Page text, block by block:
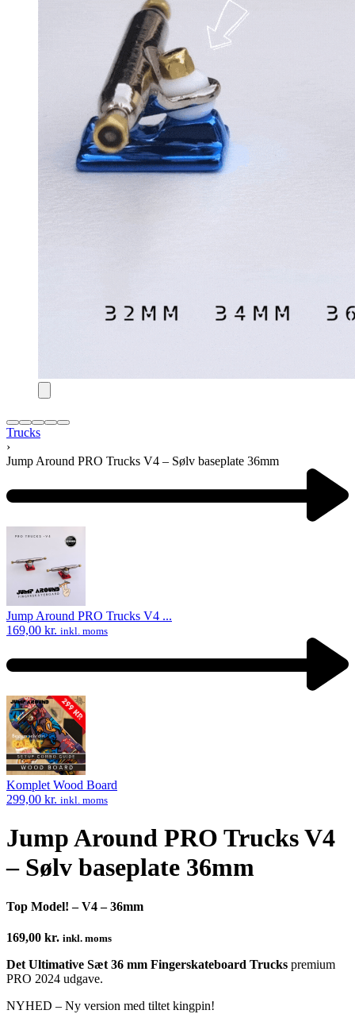
Trucks
›
Jump Around PRO Trucks V4 – Sølv baseplate 36mm
navigation
Previous
Jump Around PRO Trucks V4 ...
169,00 kr. inkl. moms
Next
product:
Komplet Wood Board
299,00 kr. inkl. moms
Jump Around PRO Trucks V4
– Sølv baseplate 36mm
Top Model! – V4 – 36mm
169,00 kr. inkl. moms
Det Ultimative Sæt 36 mm Fingerskateboard Trucks premium
PRO 2024 udgave.
NYHED – Ny version med tiltet kingpin!